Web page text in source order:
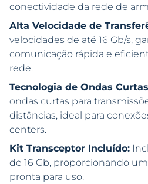
conectividade da rede de
Alta Velocidade de
velocidades de até 16 Gb/s,
comunicação rápida e
rede.
Tecnologia de Ondas
ondas curtas para
distâncias, ideal para
centers.
Kit Transceptor Incluído:
de 16 Gb, proporcionando
pronta para uso.